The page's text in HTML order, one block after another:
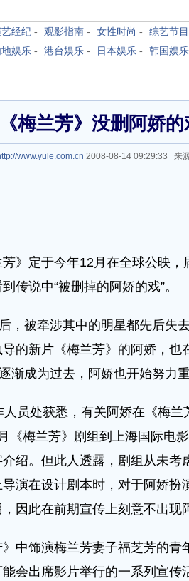
经纪 - 观影指南 - 女性时尚 - 综艺节目
地娱乐 - 港台娱乐 - 日本娱乐 - 韩国娱乐
《梅兰芳》没删阿娇的
www.yule.com.cn 2008-08-14 09:29:33 来
》定于今年12月在全球公映，
传说中“被删掉的阿娇的戏”。
被牵涉其中的明星都先后失
的新片《梅兰芳》的阿娇，也
渐成为过去，阿娇也开始努力重
处获悉，有关阿娇在《梅兰
《梅兰芳》剧组到上海国际电
绍。但此人透露，剧组从未考
演在设计剧本时，对于阿娇扮
因此在前期宣传上刻意不出现
饰演梅兰芳妻子福芝芳的青
会出席影片举行的一系列宣传